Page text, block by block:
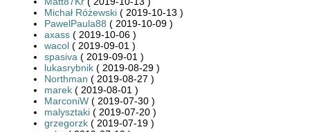
Michał Różewski ( 2019-10-13 )
PawelPaula88 ( 2019-10-09 )
axass ( 2019-10-06 )
wacol ( 2019-09-01 )
spasiva ( 2019-09-01 )
lukasrybnik ( 2019-08-29 )
Northman ( 2019-08-27 )
marek ( 2019-08-01 )
MarconiW ( 2019-07-30 )
malysztaki ( 2019-07-20 )
grzegorzk ( 2019-07-19 )